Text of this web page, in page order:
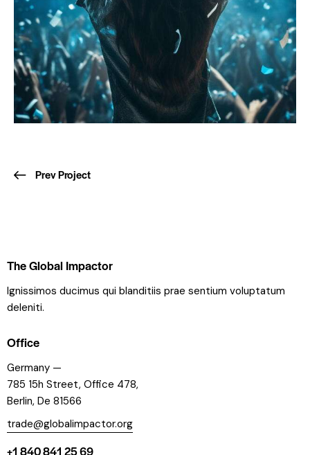
Prev Project
The Global Impactor
Ignissimos ducimus qui blanditiis prae sentium voluptatum
deleniti.
Office
Germany —
785 15h Street, Office 478,
Berlin, De 81566
trade@globalimpactor.org
+1 840 841 25 69